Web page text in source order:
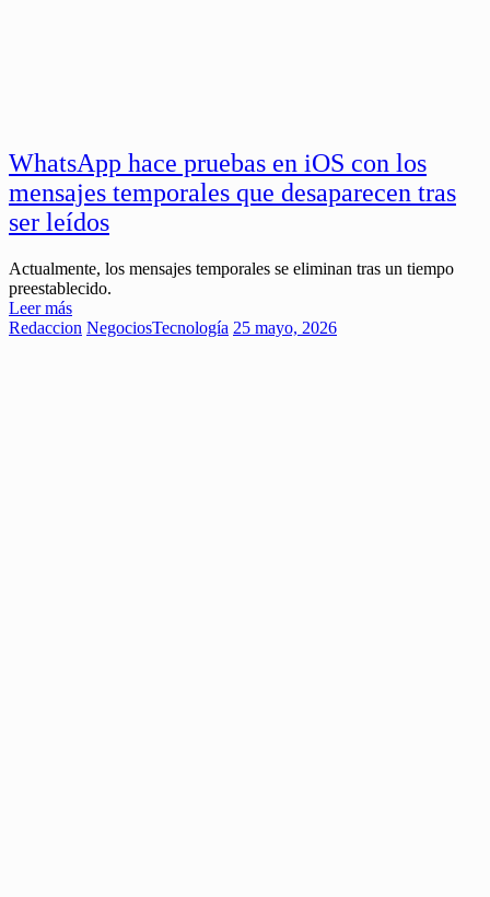
WhatsApp hace pruebas en iOS con los
mensajes temporales que desaparecen tras
ser leídos
Actualmente, los mensajes temporales se eliminan tras un tiempo
preestablecido.
Leer más
Redaccion NegociosTecnología 25 mayo, 2026